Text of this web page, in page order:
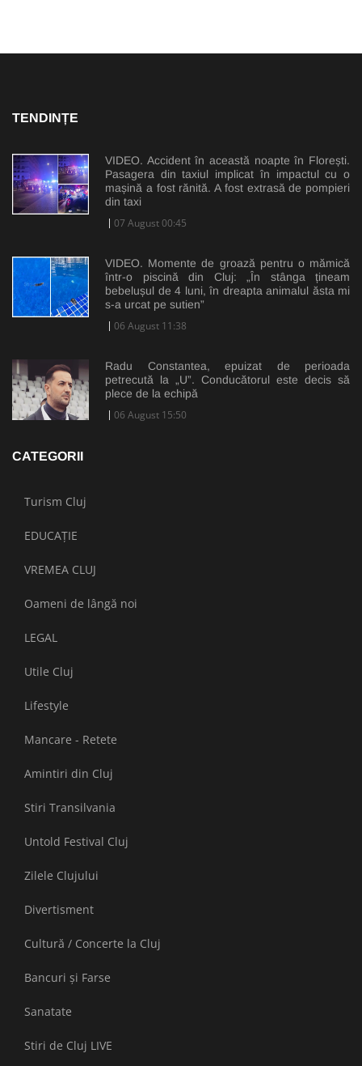
TENDINȚE
VIDEO. Accident în această noapte în Florești.
Pasagera din taxiul implicat în impactul cu o
mașină a fost rănită. A fost extrasă de pompieri
din taxi
07 August 00:45
VIDEO. Momente de groază pentru o mămică
într-o piscină din Cluj: „În stânga țineam
bebelușul de 4 luni, în dreapta animalul ăsta mi
s-a urcat pe sutien”
06 August 11:38
Radu Constantea, epuizat de perioada
petrecută la „U”. Conducătorul este decis să
plece de la echipă
06 August 15:50
CATEGORII
Turism Cluj
EDUCAȚIE
VREMEA CLUJ
Oameni de lângă noi
LEGAL
Utile Cluj
Lifestyle
Mancare - Retete
Amintiri din Cluj
Stiri Transilvania
Untold Festival Cluj
Zilele Clujului
Divertisment
Cultură / Concerte la Cluj
Bancuri și Farse
Sanatate
Stiri de Cluj LIVE